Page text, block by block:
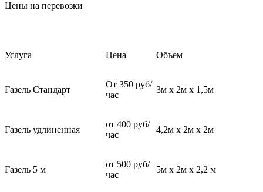
Цены на перевозки
Услуга Цена Объем
Газель Стандарт
От 350 руб/
час
3м х 2м х 1,5м
Газель удлиненная
от 400 руб/
час
4,2м х 2м х 2м
Газель 5 м
от 500 руб/
час
5м х 2м х 2,2 м